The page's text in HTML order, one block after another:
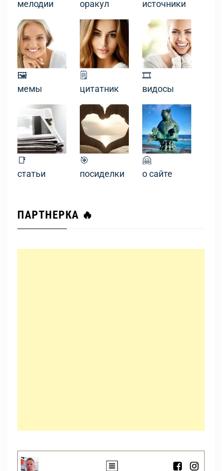
мелодии
оракул
источники
🖼
мемы
🗒
цитатник
🎞
видосы
📑
статьи
🎯
посиделки
🤗
о сайте
ПАРТНЕРКА 🔥